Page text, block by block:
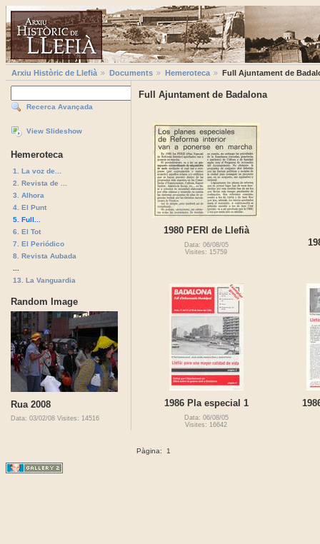
Arxiu Històric de Llefià Documents Hemeroteca Full Ajuntament de
Recerca Avançada
View Slideshow
Hemeroteca
1. La voz de...
2. Revista de ...
3. Alhora
4. El Punt
5. Full...
6. El Tot
7. El Periódico
8. Revista Aubada
13. La Vanguardia
Random Image
Rua 2008
Data: 03/02/08 Visites: 14516
Full Ajuntament de Badalona
1980 PERI de Llefià
Data: 06/08/05
Visites: 15759
1986 Pla especial 1
Data: 06/08/05
Visites: 16642
Pàgina: 1